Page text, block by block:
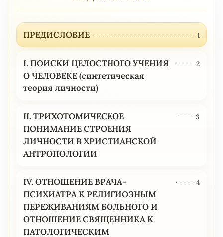
ПРЕДИСЛОВИЕ 1
I. ПОИСКИ ЦЕЛОСТНОГО УЧЕНИЯ
О ЧЕЛОВЕКЕ (синтетическая
теория личности)
2
II. ТРИХОТОМИЧЕСКОЕ
ПОНИМАНИЕ СТРОЕНИЯ
ЛИЧНОСТИ В ХРИСТИАНСКОЙ
АНТРОПОЛОГИИ
3
IV. ОТНОШЕНИЕ ВРАЧА-
ПСИХИАТРА К РЕЛИГИОЗНЫМ
ПЕРЕЖИВАНИЯМ БОЛЬНОГО И
ОТНОШЕНИЕ СВЯЩЕННИКА К
ПАТОЛОГИЧЕСКИМ
4